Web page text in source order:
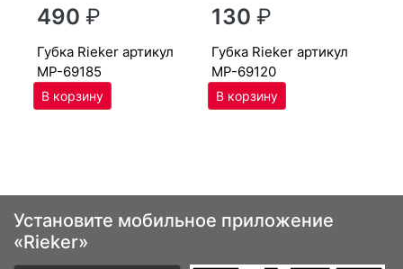
490₽
губ­ка Ri­eker артикул
MP-69185
130₽
губ­ка Ri­eker артикул
MP-69120
Установите мобильное приложение
«Rieker»